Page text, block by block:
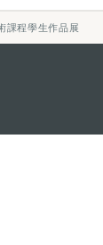
課程學生作品展